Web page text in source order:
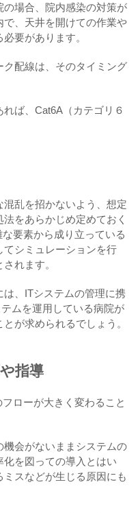
場合、院内感染の対策が
、天井を開けての作業や
要があります。
配線は、そのタイミング
ば、Cat6A（カテゴリ６
乱を招かないよう、想定
をあらかじめ定めておく
要素から成り立っている
シミュレーションを行
れます。
、ITシステムの管理に携
ムを運用している病院が
が求められるでしょう。
指導
ローが大きく変わること
会がないままシステムの
を図っての導入とはい
スなどが生じる原因にも